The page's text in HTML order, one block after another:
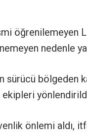
öğrenilemeyen
nedenle
sürücü bölgeden
önlemi aldı,